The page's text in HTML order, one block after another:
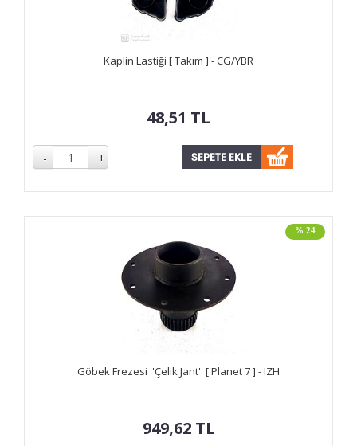
Kaplin Lastiği [ Takım ] - CG/YBR
48,51 TL
% 24
Göbek Frezesi ''Çelik Jant'' [ Planet 7 ] - IZH
949,62 TL